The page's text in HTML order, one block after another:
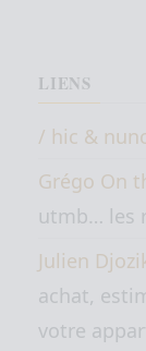
LIENS
/ hic &
Grégo On
utmb… les
Julien
achat,
votre